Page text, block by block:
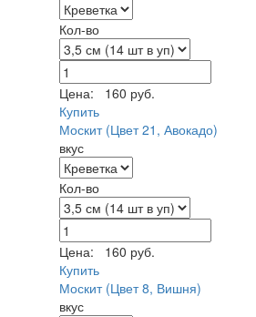
Кол-во
Цена:
160 руб.
Купить
Москит (Цвет 21, Авокадо)
вкус
Кол-во
Цена:
160 руб.
Купить
Москит (Цвет 8, Вишня)
вкус